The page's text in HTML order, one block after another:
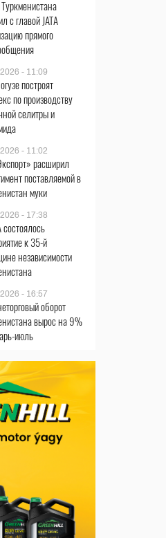
с главой JATA
прямого
- 11:09
построят
по производству
селитры и
- 11:02
расширил
поставляемой в
муки
- 17:38
к 35-й
независимости
- 16:57
оборот
вырос на 9%
июль